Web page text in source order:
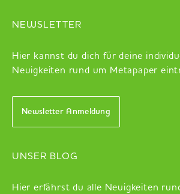
NEWSLETTER
Hier kannst du dich für deine
Neuigkeiten rund um Metapaper
Newsletter Anmeldung
UNSER BLOG
Hier erfährst du alle Neuigkeiten